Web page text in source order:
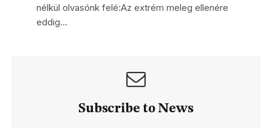
nélkül olvasónk felé:Az extrém meleg ellenére
eddig…
Subscribe to News